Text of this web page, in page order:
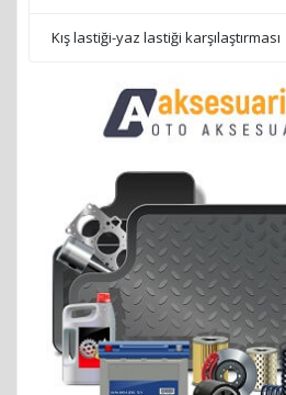
Kış lastiği-yaz lastiği karşılaştırması